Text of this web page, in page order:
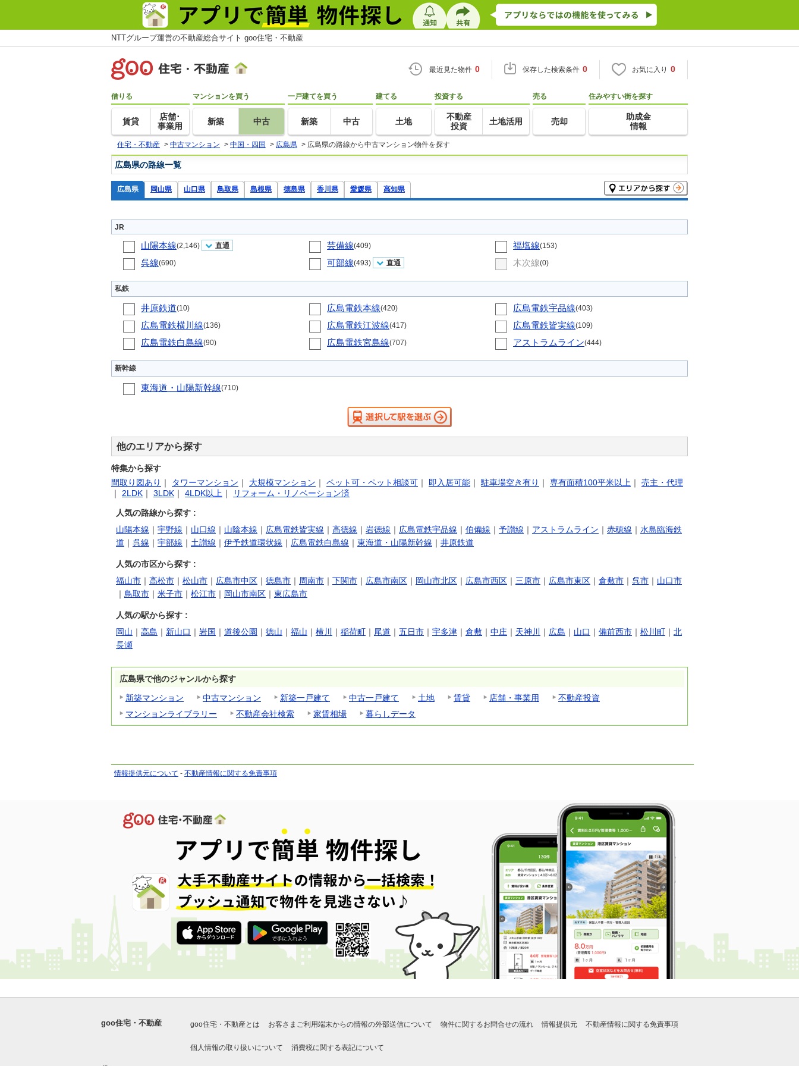
NTTグループ運営の不動産総合サイト goo住宅・不動産
最近見た物件 0 保存した検索条件 0 お気に入り 0
借りる
賃貸
店舗･
事業用
マンションを買う
新築 中古
一戸建てを買う
新築 中古
建てる
土地
投資する
不動産
投資
土地活用
売る
売却
住みやすい街を探す
助成金
情報
住宅・不動産 > 中古マンション > 中国・四国 > 広島県 > 広島県の路線から中古マンション物件を探す
広島県の路線一覧
広島県 岡山県 山口県 鳥取県 島根県 徳島県 香川県 愛媛県 高知県
JR
山陽本線(2,146) 直通 芸備線(409) 福塩線(153)
呉線(690) 可部線(493) 直通 木次線(0)
私鉄
井原鉄道(10) 広島電鉄本線(420) 広島電鉄宇品線(403)
広島電鉄横川線(136) 広島電鉄江波線(417) 広島電鉄皆実線(109)
広島電鉄白島線(90) 広島電鉄宮島線(707) アストラムライン(444)
新幹線
東海道・山陽新幹線(710)
他のエリアから探す
特集から探す
間取り図あり ｜ タワーマンション ｜ 大規模マンション ｜ ペット可・ペット相談可 ｜ 即入居可能 ｜ 駐車場空き有り ｜ 専有面積100平米以上 ｜ 売主・代理
｜ 2LDK ｜ 3LDK ｜ 4LDK以上 ｜ リフォーム・リノベーション済
人気の路線から探す :
山陽本線 ｜ 宇野線 ｜ 山口線 ｜ 山陰本線 ｜ 広島電鉄皆実線 ｜ 高徳線 ｜ 岩徳線 ｜ 広島電鉄宇品線 ｜ 伯備線 ｜ 予讃線 ｜ アストラムライン ｜ 赤穂線 ｜ 水島臨海鉄
道 ｜ 呉線 ｜ 宇部線 ｜ 土讃線 ｜ 伊予鉄道環状線 ｜ 広島電鉄白島線 ｜ 東海道・山陽新幹線 ｜ 井原鉄道
人気の市区から探す :
福山市 ｜ 高松市 ｜ 松山市 ｜ 広島市中区 ｜ 徳島市 ｜ 周南市 ｜ 下関市 ｜ 広島市南区 ｜ 岡山市北区 ｜ 広島市西区 ｜ 三原市 ｜ 広島市東区 ｜ 倉敷市 ｜ 呉市 ｜ 山口市
｜ 鳥取市 ｜ 米子市 ｜ 松江市 ｜ 岡山市南区 ｜ 東広島市
人気の駅から探す :
岡山 ｜ 高島 ｜ 新山口 ｜ 岩国 ｜ 道後公園 ｜ 徳山 ｜ 福山 ｜ 横川 ｜ 稲荷町 ｜ 尾道 ｜ 五日市 ｜ 宇多津 ｜ 倉敷 ｜ 中庄 ｜ 天神川 ｜ 広島 ｜ 山口 ｜ 備前西市 ｜ 松川町 ｜ 北
長瀬
広島県で他のジャンルから探す
新築マンション
中古マンション 新築一戸建て 中古一戸建て 土地 賃貸 店舗・事業用
不動産投資
マンションライブラリー
不動産会社検索 家賃相場 暮らしデータ
情報提供元について - 不動産情報に関する免責事項
goo住宅・不動産 goo住宅・不動産とは お客さまご利用端末からの情報の外部送信について 物件に関するお問合せの流れ 情報提供元 不動産情報に関する免責事項
個人情報の取り扱いについて 消費税に関する表記について